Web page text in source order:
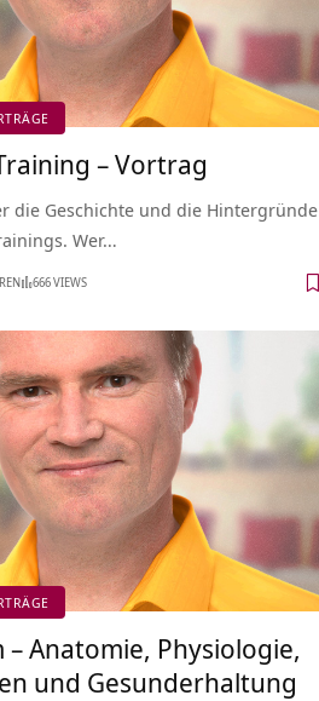
– Vortrag
die Geschichte und die Hintergründe
Wer…
666 VIEWS
Anatomie, Physiologie,
und Gesunderhaltung